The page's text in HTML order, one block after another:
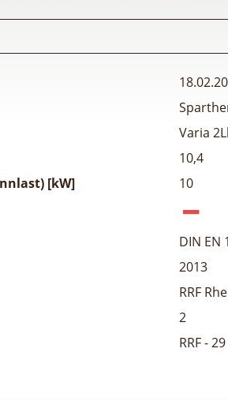
Varia
10,4
[kW]
10
DIN EN
2013
RRF
2
RRF -